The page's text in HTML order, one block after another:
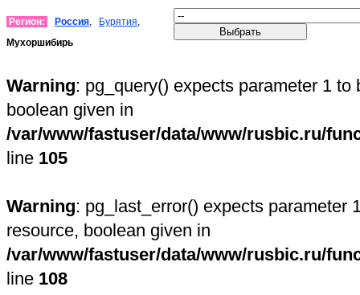
Регион: Россия, Бурятия,
Мухоршибирь
Warning: pg_query() expects parameter 1 to
boolean given in
/var/www/fastuser/data/www/rusbic.ru/
line 105
Warning: pg_last_error() expects parameter
resource, boolean given in
/var/www/fastuser/data/www/rusbic.ru/
line 108